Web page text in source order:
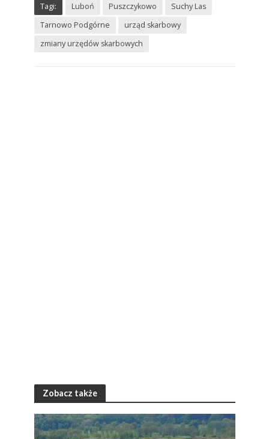
Tagi: Luboń Puszczykowo
Suchy Las
Tarnowo Podgórne
urząd skarbowy
zmiany urzędów skarbowych
Zobacz także